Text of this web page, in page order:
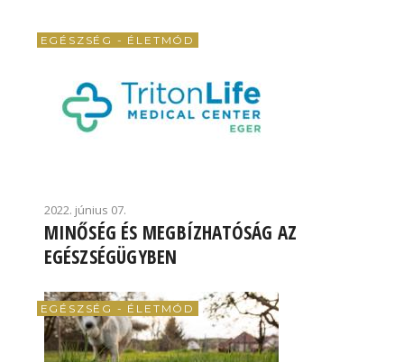
EGÉSZSÉG - ÉLETMÓD
2022. június 07.
MINŐSÉG ÉS MEGBÍZHATÓSÁG AZ
EGÉSZSÉGÜGYBEN
EGÉSZSÉG - ÉLETMÓD